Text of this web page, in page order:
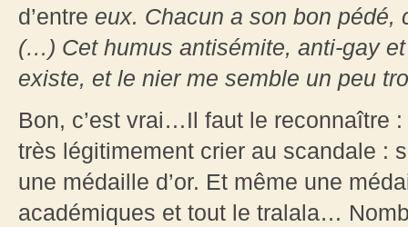
d’entre eux. Chacun a son bon
(…) Cet humus antisémite, anti-gay
existe, et le nier me semble un peu
Bon, c’est vrai…Il faut le reconnaître
très légitimement crier au scandale :
une médaille d’or. Et même une
académiques et tout le tralala…